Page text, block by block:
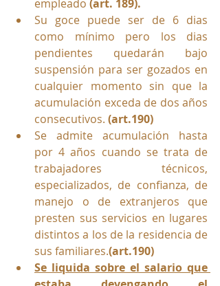
empleado (art. 189).
Su goce puede ser de 6 dias
como mínimo pero los dias
pendientes quedarán bajo
suspensión para ser gozados en
cualquier momento sin que la
acumulación exceda de dos años
consecutivos. (art.190)
Se admite acumulación hasta
por 4 años cuando se trata de
trabajadores técnicos,
especializados, de confianza, de
manejo o de extranjeros que
presten sus servicios en lugares
distintos a los de la residencia de
sus familiares.(art.190)
Se liquida sobre el salario que